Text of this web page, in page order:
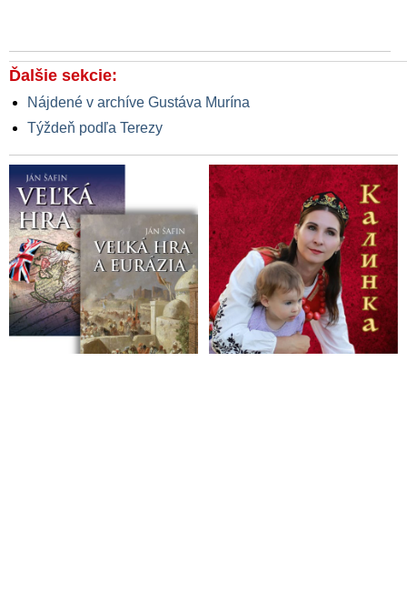
Ďalšie sekcie:
Nájdené v archíve Gustáva Murína
Týždeň podľa Terezy